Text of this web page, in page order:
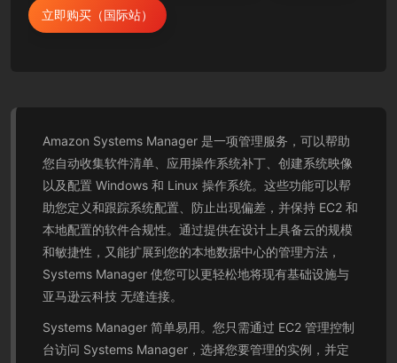
立即购买（国际站）
Amazon Systems Manager 是一项管理服务，可以帮助
您自动收集软件清单、应用操作系统补丁、创建系统映像
以及配置 Windows 和 Linux 操作系统。这些功能可以帮
助您定义和跟踪系统配置、防止出现偏差，并保持 EC2 和
本地配置的软件合规性。通过提供在设计上具备云的规模
和敏捷性，又能扩展到您的本地数据中心的管理方法，
Systems Manager 使您可以更轻松地将现有基础设施与
亚马逊云科技 无缝连接。
Systems Manager 简单易用。您只需通过 EC2 管理控制
台访问 Systems Manager，选择您要管理的实例，并定